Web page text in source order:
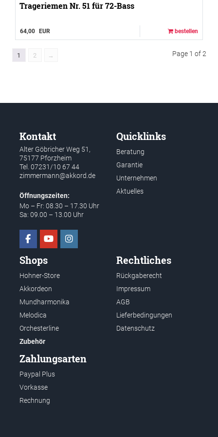
Trageriemen Nr. 51 für 72-Bass
64,00 EUR bestellen
1 2 → Page 1 of 2
Kontakt
Alter Göbricher Weg 51,
75177 Pforzheim
Tel. 07231/10 67 44
zimmermann@akkord.de
Öffnungszeiten:
Mo – Fr: 08.30 – 17.30 Uhr
Sa: 09.00 – 13.00 Uhr
Quicklinks
Beratung
Garantie
Unternehmen
Aktuelles
Shops
Hohner-Store
Akkordeon
Mundharmonika
Melodica
Orchesterline
Zubehör
Rechtliches
Rückgaberecht
Impressum
AGB
Lieferbedingungen
Datenschutz
Zahlungsarten
Paypal Plus
Vorkasse
Rechnung